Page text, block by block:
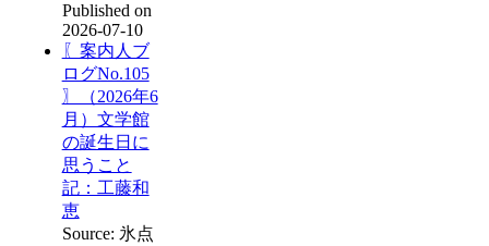
Published on
2026-07-10
〖案内人ブ
ログNo.105
〗（2026年6
月）文学館
の誕生日に
思うこと
記：工藤和
恵
Source: 氷点